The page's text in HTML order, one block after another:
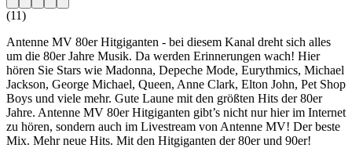
(11)
Antenne MV 80er Hitgiganten - bei diesem Kanal dreht sich alles
um die 80er Jahre Musik. Da werden Erinnerungen wach! Hier
hören Sie Stars wie Madonna, Depeche Mode, Eurythmics, Michael
Jackson, George Michael, Queen, Anne Clark, Elton John, Pet Shop
Boys und viele mehr. Gute Laune mit den größten Hits der 80er
Jahre. Antenne MV 80er Hitgiganten gibt’s nicht nur hier im Internet
zu hören, sondern auch im Livestream von Antenne MV! Der beste
Mix. Mehr neue Hits. Mit den Hitgiganten der 80er und 90er!